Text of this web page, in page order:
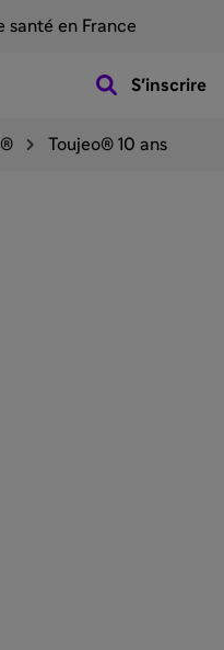
santé en France
S'inscrire
Toujeo® 10 ans